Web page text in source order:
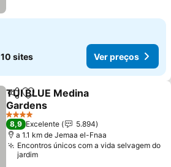
10 sites Ver preços
PartilharAdicionar aos favoritos
TUI BLUE Medina
Gardens
4 Estrelas
8,9 Excelente
5.894
a 1.1 km de Jemaa el-Fnaa
Encontros únicos com a vida selvagem do
jardim